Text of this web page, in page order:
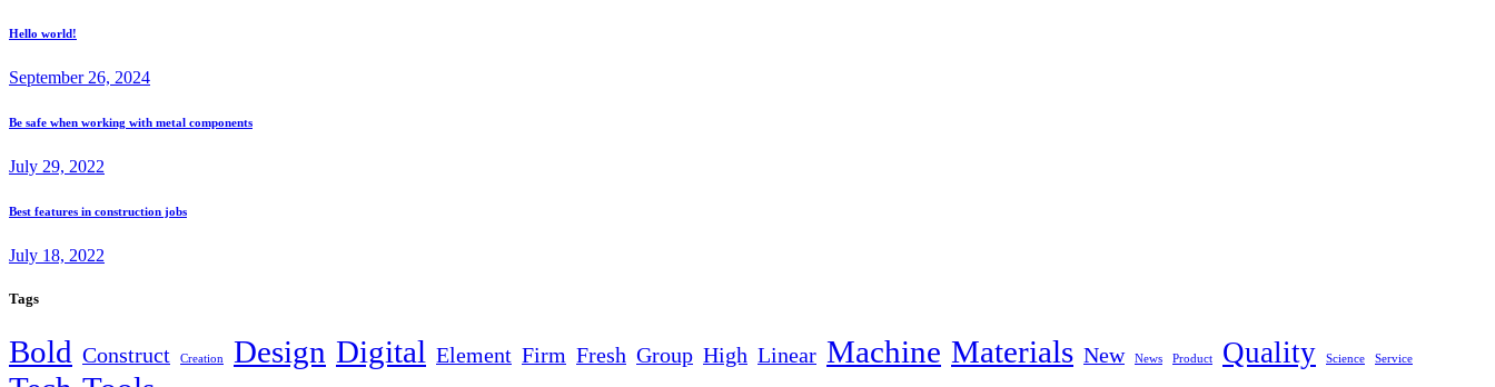
Hello world!
September 26, 2024
Be safe when working with metal components
July 29, 2022
Best features in construction jobs
July 18, 2022
Tags
Bold Construct Creation Design Digital Element Firm Fresh Group High Linear Machine Materials New News Product Quality Science Service